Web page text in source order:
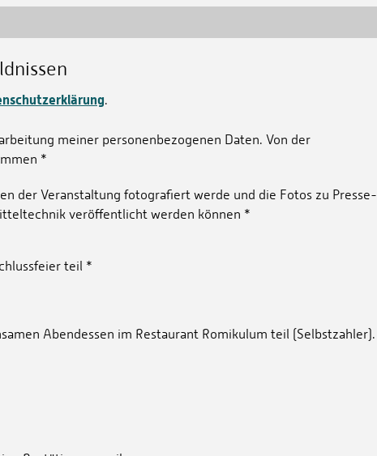
.
meiner personenbezogenen Daten. Von der
*
der Veranstaltung fotografiert werde und die Fotos zu Presse-
veröffentlicht werden können *
teil *
Abendessen im Restaurant Romikulum teil (Selbstzahler).